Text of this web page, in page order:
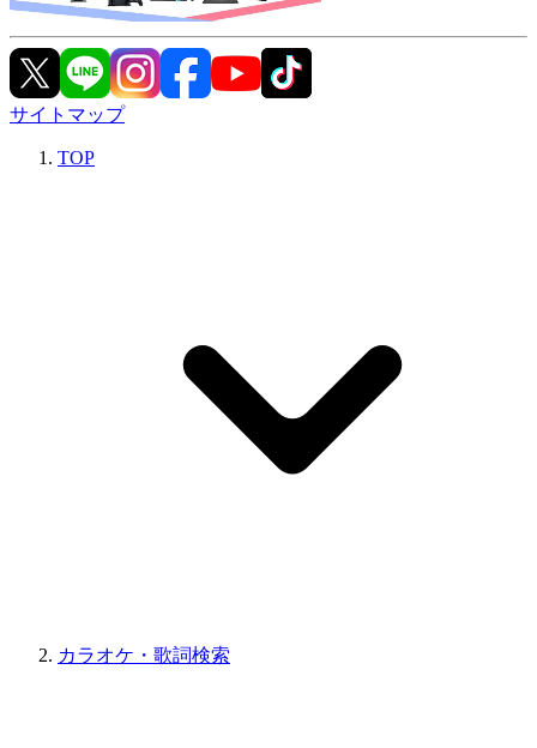
サイトマップ
TOP
カラオケ・歌詞検索